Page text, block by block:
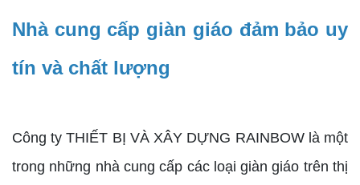
Nhà cung cấp giàn giáo đảm bảo uy
tín và chất lượng
Công ty THIẾT BỊ VÀ XÂY DỰNG RAINBOW là một
trong những nhà cung cấp các loại giàn giáo trên thị